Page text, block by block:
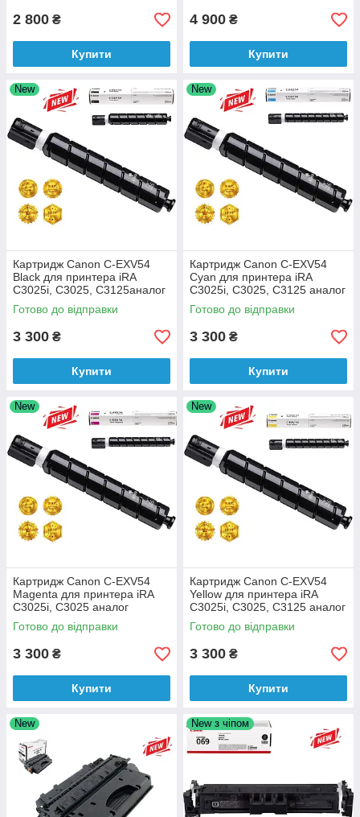
2 800 ₴
Купити
4 900 ₴
Купити
New
Картридж Canon C-EXV54
Black для принтера iRA
C3025i, C3025, C3125аналог
Готово до відправки
3 300 ₴
Купити
New
Картридж Canon C-EXV54
Cyan для принтера iRA
C3025i, C3025, C3125 аналог
Готово до відправки
3 300 ₴
Купити
New
Картридж Canon C-EXV54
Magenta для принтера iRA
C3025i, C3025 аналог
Готово до відправки
3 300 ₴
Купити
New
Картридж Canon C-EXV54
Yellow для принтера iRA
C3025i, C3025, C3125 аналог
Готово до відправки
3 300 ₴
Купити
New New з чіпом